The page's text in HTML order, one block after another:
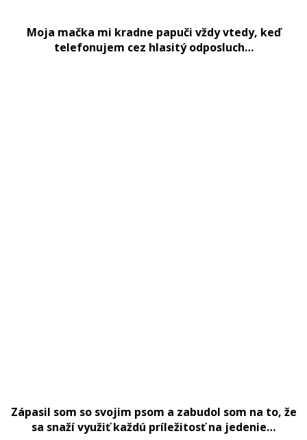
Moja mačka mi kradne papuči vždy vtedy, keď
telefonujem cez hlasitý odposluch…
Zápasil som so svojim psom a zabudol som na to, že
sa snaží využiť každú príležitosť na jedenie…